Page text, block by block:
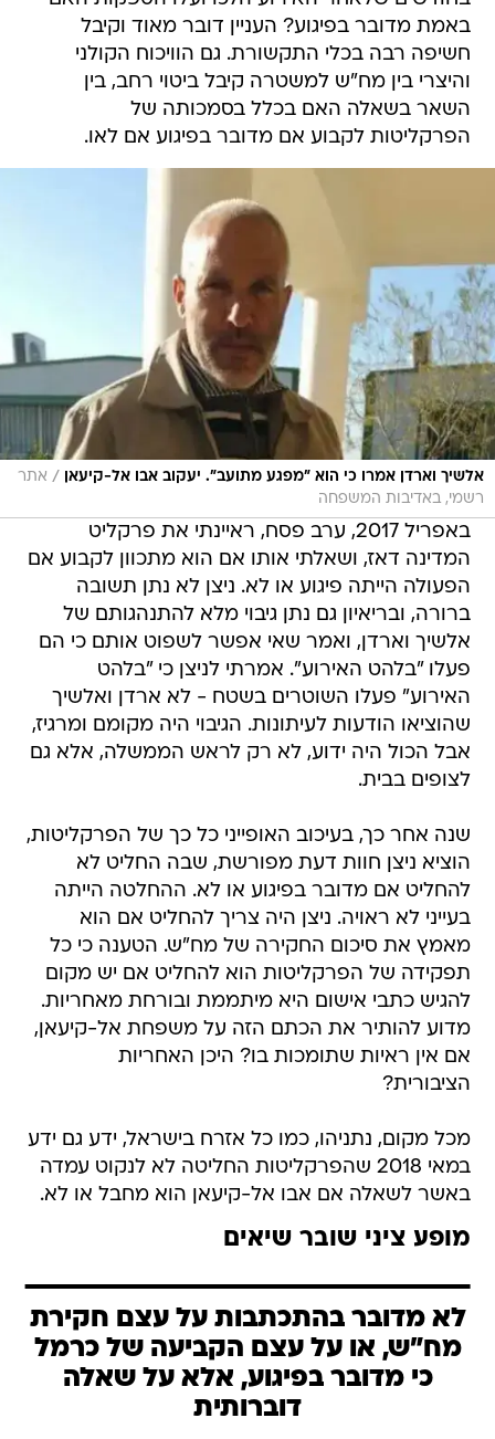
באמת מדובר בפיגוע? העניין דובר מאוד וקיבל
חשיפה רבה בכלי התקשורת. גם הוויכוח הקולני
והיצרי בין מח"ש למשטרה קיבל ביטוי רחב, בין
השאר בשאלה האם בכלל בסמכותה של
הפרקליטות לקבוע אם מדובר בפיגוע אם לאו.
אלשיך וארדן אמרו כי הוא "מפגע מתועב". יעקוב אבו אל-קיעאן / אתר
רשמי, באדיבות המשפחה
באפריל 2017, ערב פסח, ראיינתי את פרקליט
המדינה דאז, ושאלתי אותו אם הוא מתכוון לקבוע אם
הפעולה הייתה פיגוע או לא. ניצן לא נתן תשובה
ברורה, ובריאיון גם נתן גיבוי מלא להתנהגותם של
אלשיך וארדן, ואמר שאי אפשר לשפוט אותם כי הם
פעלו "בלהט האירוע". אמרתי לניצן כי "בלהט
האירוע" פעלו השוטרים בשטח - לא ארדן ואלשיך
שהוציאו הודעות לעיתונות. הגיבוי היה מקומם ומרגיז,
אבל הכול היה ידוע, לא רק לראש הממשלה, אלא גם
לצופים בבית.
שנה אחר כך, בעיכוב האופייני כל כך של הפרקליטות,
הוציא ניצן חוות דעת מפורשת, שבה החליט לא
להחליט אם מדובר בפיגוע או לא. ההחלטה הייתה
בעייני לא ראויה. ניצן היה צריך להחליט אם הוא
מאמץ את סיכום החקירה של מח"ש. הטענה כי כל
תפקידה של הפרקליטות הוא להחליט אם יש מקום
להגיש כתבי אישום היא מיתממת ובורחת מאחריות.
מדוע להותיר את הכתם הזה על משפחת אל-קיעאן,
אם אין ראיות שתומכות בו? היכן האחריות
הציבורית?
מכל מקום, נתניהו, כמו כל אזרח בישראל, ידע גם ידע
במאי 2018 שהפרקליטות החליטה לא לנקוט עמדה
באשר לשאלה אם אבו אל-קיעאן הוא מחבל או לא.
מופע ציני שובר שיאים
לא מדובר בהתכתבות על עצם חקירת
מח"ש, או על עצם הקביעה של כרמל
כי מדובר בפיגוע, אלא על שאלה
דוברותית